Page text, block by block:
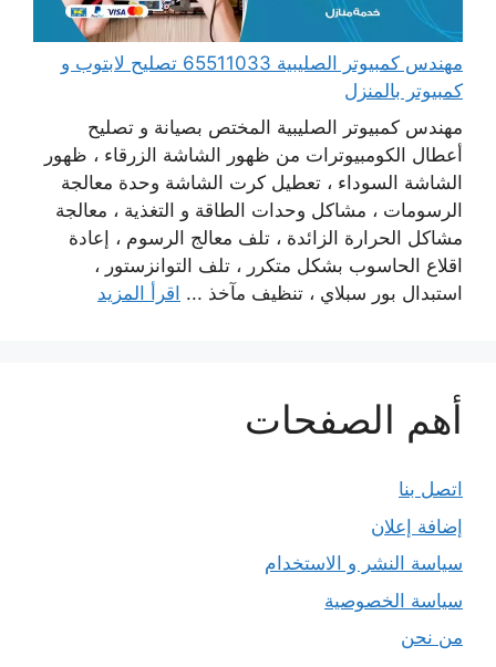
مهندس كمبيوتر الصليبية 65511033 تصليح لابتوب و
كمبيوتر بالمنزل
مهندس كمبيوتر الصليبية المختص بصيانة و تصليح
أعطال الكومبيوترات من ظهور الشاشة الزرقاء ، ظهور
الشاشة السوداء ، تعطيل كرت الشاشة وحدة معالجة
الرسومات ، مشاكل وحدات الطاقة و التغذية ، معالجة
مشاكل الحرارة الزائدة ، تلف معالج الرسوم ، إعادة
اقلاع الحاسوب بشكل متكرر ، تلف التوانزستور ،
استبدال بور سبلاي ، تنظيف مآخذ ... اقرأ المزيد
أهم الصفحات
اتصل بنا
إضافة إعلان
سياسة النشر و الاستخدام
سياسة الخصوصية
من نحن